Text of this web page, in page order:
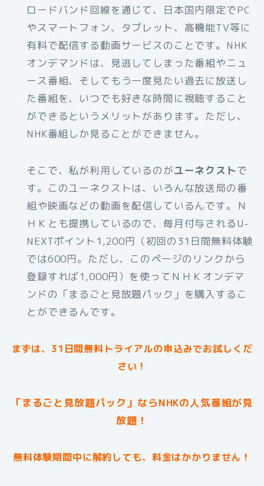
ロードバンド回線を通じて、日本国内限定でPC
やスマートフォン、タブレット、高機能TV等に
有料で配信する動画サービスのことです。NHK
オンデマンドは、見逃してしまった番組やニュ
ース番組、そしてもう一度見たい過去に放送し
た番組を、いつでも好きな時間に視聴すること
ができるというメリットがあります。ただし、
NHK番組しか見ることができません。
そこで、私が利用しているのがユーネクストで
す。このユーネクストは、いろんな放送局の番
組や映画などの動画を配信しているんです。Ｎ
ＨＫとも提携しているので、毎月付与されるU-
NEXTポイント1,200円（初回の31日間無料体験
では600円。ただし、このページのリンクから
登録すれば1,000円）を使ってＮＨＫオンデマ
ンドの「まるごと見放題パック」を購入するこ
とができるんです。
まずは、31日間無料トライアルの申込みでお試しくだ
さい！
「まるごと見放題パック」ならNHKの人気番組が見
放題！
無料体験期間中に解約しても、料金はかかりません！